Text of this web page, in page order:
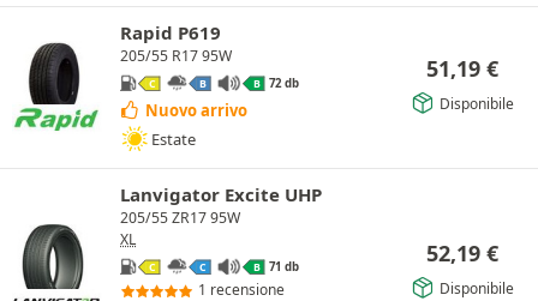
Rapid P619
205/55 R17 95W
C B B 72 db
Nuovo arrivo
Estate
51,19 €
Disponibile
Lanvigator Excite UHP
205/55 ZR17 95W
XL
C C B 71 db
1 recensione
52,19 €
Disponibile